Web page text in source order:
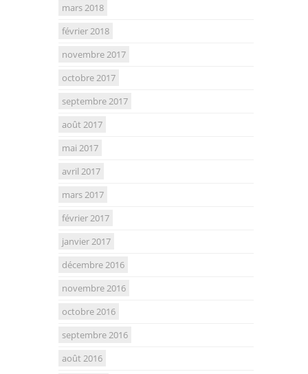
mars 2018
février 2018
novembre 2017
octobre 2017
septembre 2017
août 2017
mai 2017
avril 2017
mars 2017
février 2017
janvier 2017
décembre 2016
novembre 2016
octobre 2016
septembre 2016
août 2016